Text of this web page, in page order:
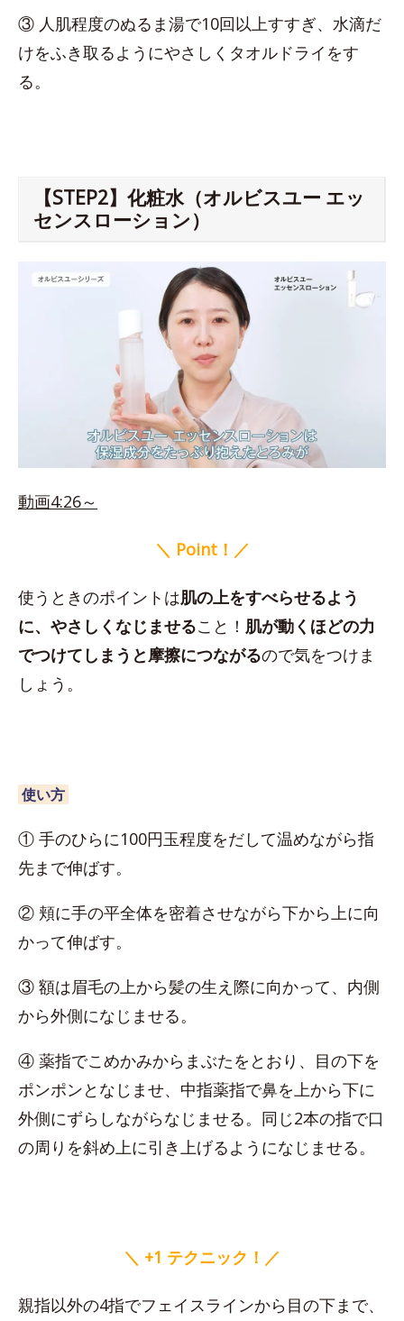
③ 人肌程度のぬるま湯で10回以上すすぎ、水滴だ
けをふき取るようにやさしくタオルドライをす
る。
【STEP2】化粧水（オルビスユー エッ
センスローション）
動画4:26～
＼ Point！／
使うときのポイントは肌の上をすべらせるよう
に、やさしくなじませること！ 肌が動くほどの力
でつけてしまうと摩擦につながるので気をつけま
しょう。
使い方
① 手のひらに100円玉程度をだして温めながら指
先まで伸ばす。
② 頬に手の平全体を密着させながら下から上に向
かって伸ばす。
③ 額は眉毛の上から髪の生え際に向かって、内側
から外側になじませる。
④ 薬指でこめかみからまぶたをとおり、目の下を
ポンポンとなじませ、中指薬指で鼻を上から下に
外側にずらしながらなじませる。同じ2本の指で口
の周りを斜め上に引き上げるようになじませる。
＼ +1 テクニック！／
親指以外の4指でフェイスラインから目の下まで、